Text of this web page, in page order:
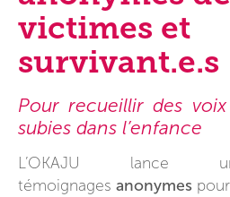
victimes et
survivant.e.s
Pour recueillir des
subies dans l’enfance
L’OKAJU
témoignages anonymes